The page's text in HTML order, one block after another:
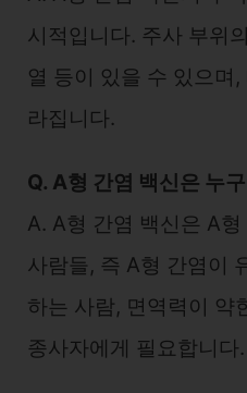
시적입니다. 주사 부위
열 등이 있을 수 있으며
라집니다.
Q. A형 간염 백신은 누
A. A형 간염 백신은 A
사람들, 즉 A형 간염이
하는 사람, 면역력이 약
종사자에게 필요합니다.